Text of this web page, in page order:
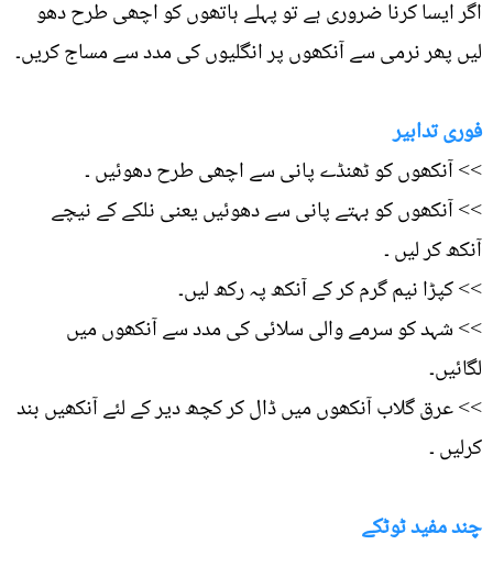
اگر ایسا کرنا ضروری ہے تو پہلے ہاتھوں کو اچھی طرح دھو
لیں پھر نرمی سے آنکھوں پر انگلیوں کی مدد سے مساج کریں۔
فوری تدابیر
>> آنکھوں کو ٹھنڈے پانی سے اچھی طرح دھوئیں ۔
>> آنکھوں کو بہتے پانی سے دھوئیں یعنی نلکے کے نیچے
آنکھ کر لیں ۔
>> کپڑا نیم گرم کر کے آنکھ پہ رکھ لیں۔
>> شہد کو سرمے والی سلائی کی مدد سے آنکھوں میں
لگائیں۔
>> عرق گلاب آنکھوں میں ڈال کر کچھ دیر کے لئے آنکھیں بند
کرلیں ۔
چند مفید ٹوٹکے